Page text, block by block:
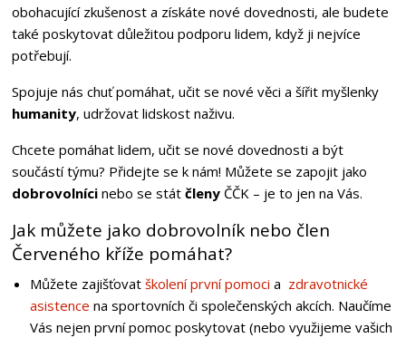
obohacující zkušenost a získáte nové dovednosti, ale budete
také poskytovat důležitou podporu lidem, když ji nejvíce
potřebují.
Spojuje nás chuť pomáhat, učit se nové věci a šířit myšlenky
humanity, udržovat lidskost naživu.
Chcete pomáhat lidem, učit se nové dovednosti a být
součástí týmu? Přidejte se k nám! Můžete se zapojit jako
dobrovolníci nebo se stát členyČČK – je to jen na Vás.
Jak můžete jako dobrovolník nebo člen
Červeného kříže pomáhat?
Můžete zajišťovat školení první pomoci a zdravotnické
asistence na sportovních či společenských akcích. Naučíme
Vás nejen první pomoc poskytovat (nebo využijeme vašich